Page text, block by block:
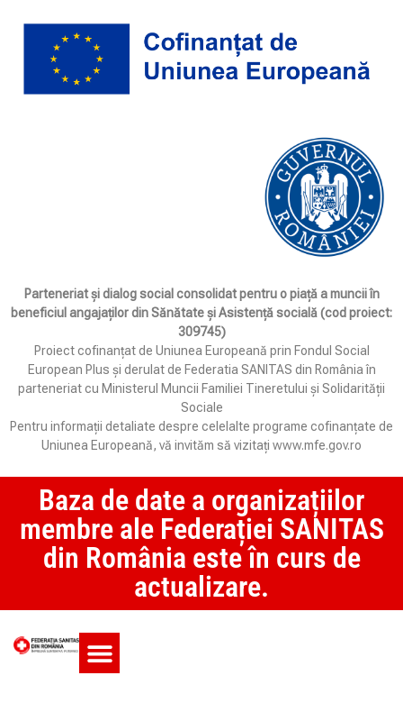
Parteneriat și dialog social consolidat pentru o piață a muncii în
beneficiul angajaților din Sănătate și Asistență socială (cod proiect:
309745)
Proiect cofinanțat de Uniunea Europeană prin Fondul Social
European Plus și derulat de Federatia SANITAS din România în
parteneriat cu Ministerul Muncii Familiei Tineretului și Solidarității
Sociale
Pentru informații detaliate despre celelalte programe cofinanțate de
Uniunea Europeană, vă invităm să vizitați www.mfe.gov.ro
Baza de date a organizațiilor
membre ale Federației SANITAS
din România este în curs de
actualizare.